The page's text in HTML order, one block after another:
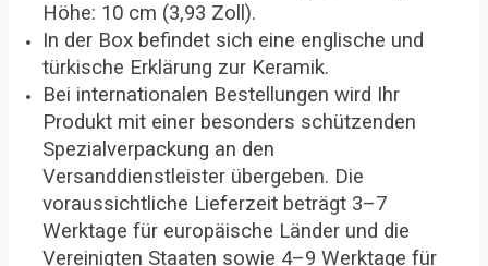
Höhe: 10 cm (3,93 Zoll).
In der Box befindet sich eine englische und
türkische Erklärung zur Keramik.
Bei internationalen Bestellungen wird Ihr
Produkt mit einer besonders schützenden
Spezialverpackung an den
Versanddienstleister übergeben. Die
voraussichtliche Lieferzeit beträgt 3–7
Werktage für europäische Länder und die
Vereinigten Staaten sowie 4–9 Werktage für